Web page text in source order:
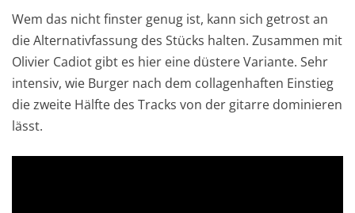
Wem das nicht finster genug ist, kann sich getrost an
die Alternativfassung des Stücks halten. Zusammen mit
Olivier Cadiot gibt es hier eine düstere Variante. Sehr
intensiv, wie Burger nach dem collagenhaften Einstieg
die zweite Hälfte des Tracks von der gitarre dominieren
lässt.